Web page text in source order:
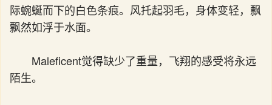
际蜿蜒而下的白色条痕。风托起羽毛，身体变轻，飘
飘然如浮于水面。
Maleficent觉得缺少了重量，飞翔的感受将永远
陌生。